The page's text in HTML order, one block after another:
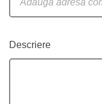
Descriere